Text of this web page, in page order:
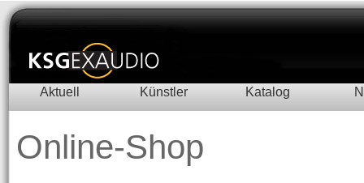
Aktuell Künstler Katalog
Online-Shop